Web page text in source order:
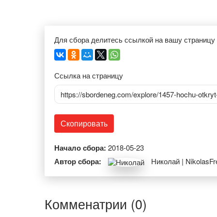
Для сбора делитесь ссылкой на вашу страницу
Ссылка на страницу
https://sbordeneg.com/explore/1457-hochu-
Скопировать
Начало сбора: 2018-05-23
Автор сбора: Николай |
Комменатрии (0)